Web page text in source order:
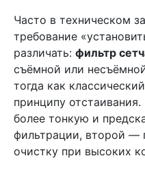
Часто в техническом
требование
различать: фильтр
съёмной или
тогда как
принципу
более тонкую и
фильтрации, второй —
очистку при высоких